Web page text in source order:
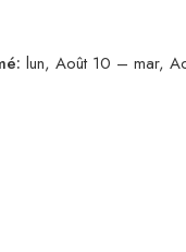
lun, Août 10 – mar,